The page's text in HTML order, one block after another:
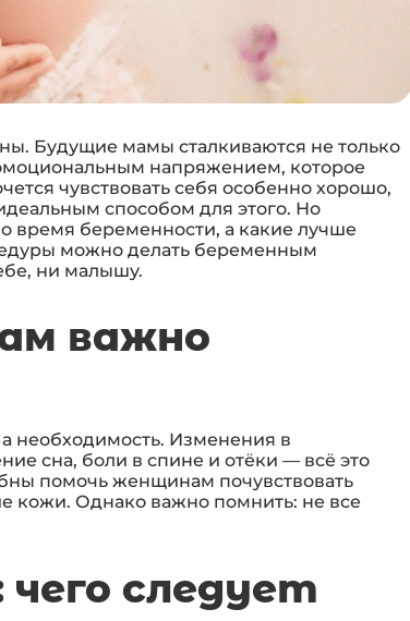
Будущие мамы сталкиваются не только
напряжением, которое
чувствовать себя особенно хорошо,
способом для этого. Но
время беременности, а какие лучше
можно делать беременным
ни малышу.
важно
необходимость. Изменения в
сна, боли в спине и отёки — всё это
помочь женщинам почувствовать
кожи. Однако важно помнить: не все
следует